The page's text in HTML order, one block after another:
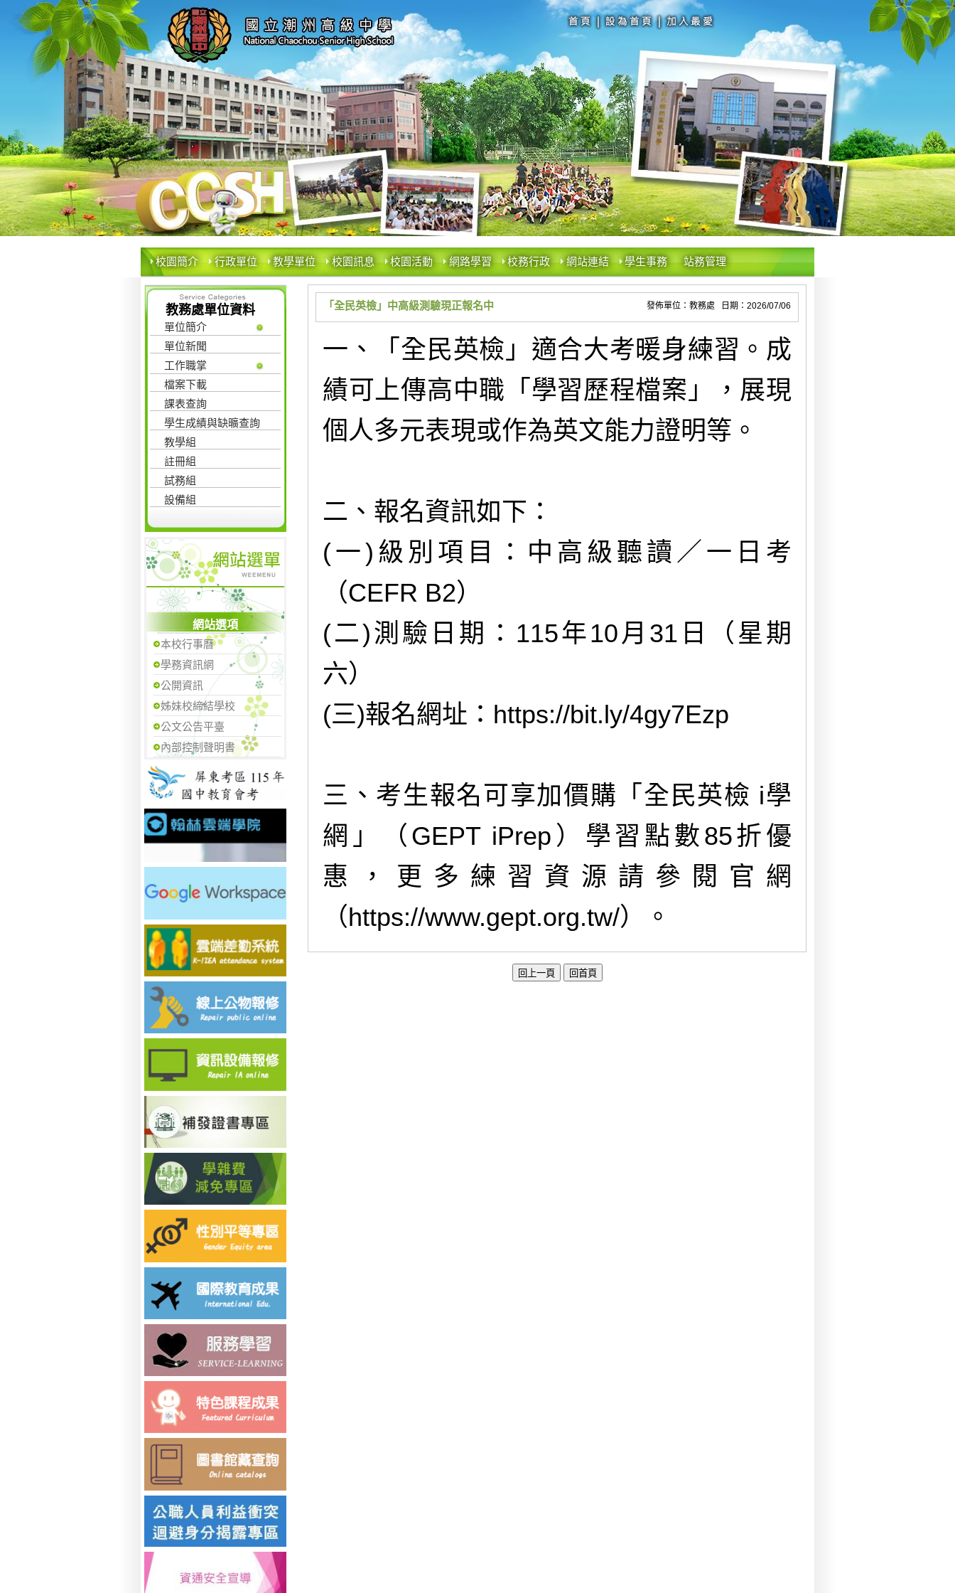
校園簡介 行政單位 教學單位 校園訊息 校園活動 網路學習 校務行政 網站連結 學生事務 站務管理
教務處單位資料
單位簡介
單位新聞
工作職掌
檔案下載
課表查詢
學生成績與缺曠查詢
教學組
註冊組
試務組
設備組
網站選項
本校行事曆
學務資訊網
公開資訊
姊妹校締結學校
公文公告平臺
內部控制聲明書
「全民英檢」中高級測驗現正報名中 發佈單位：教務處 日期：2026/07/06
一、「全民英檢」適合大考暖身練習。成
績可上傳高中職「學習歷程檔案」，展現
個人多元表現或作為英文能力證明等。
二、報名資訊如下：
(一)級別項目：中高級聽讀／一日考
（CEFR B2）
(二)測驗日期：115年10月31日（星期
六）
(三)報名網址：https://bit.ly/4gy7Ezp
三、考生報名可享加價購「全民英檢 i學
網」（GEPT iPrep）學習點數85折優
惠，更多練習資源請參閱官網
（https://www.gept.org.tw/）。